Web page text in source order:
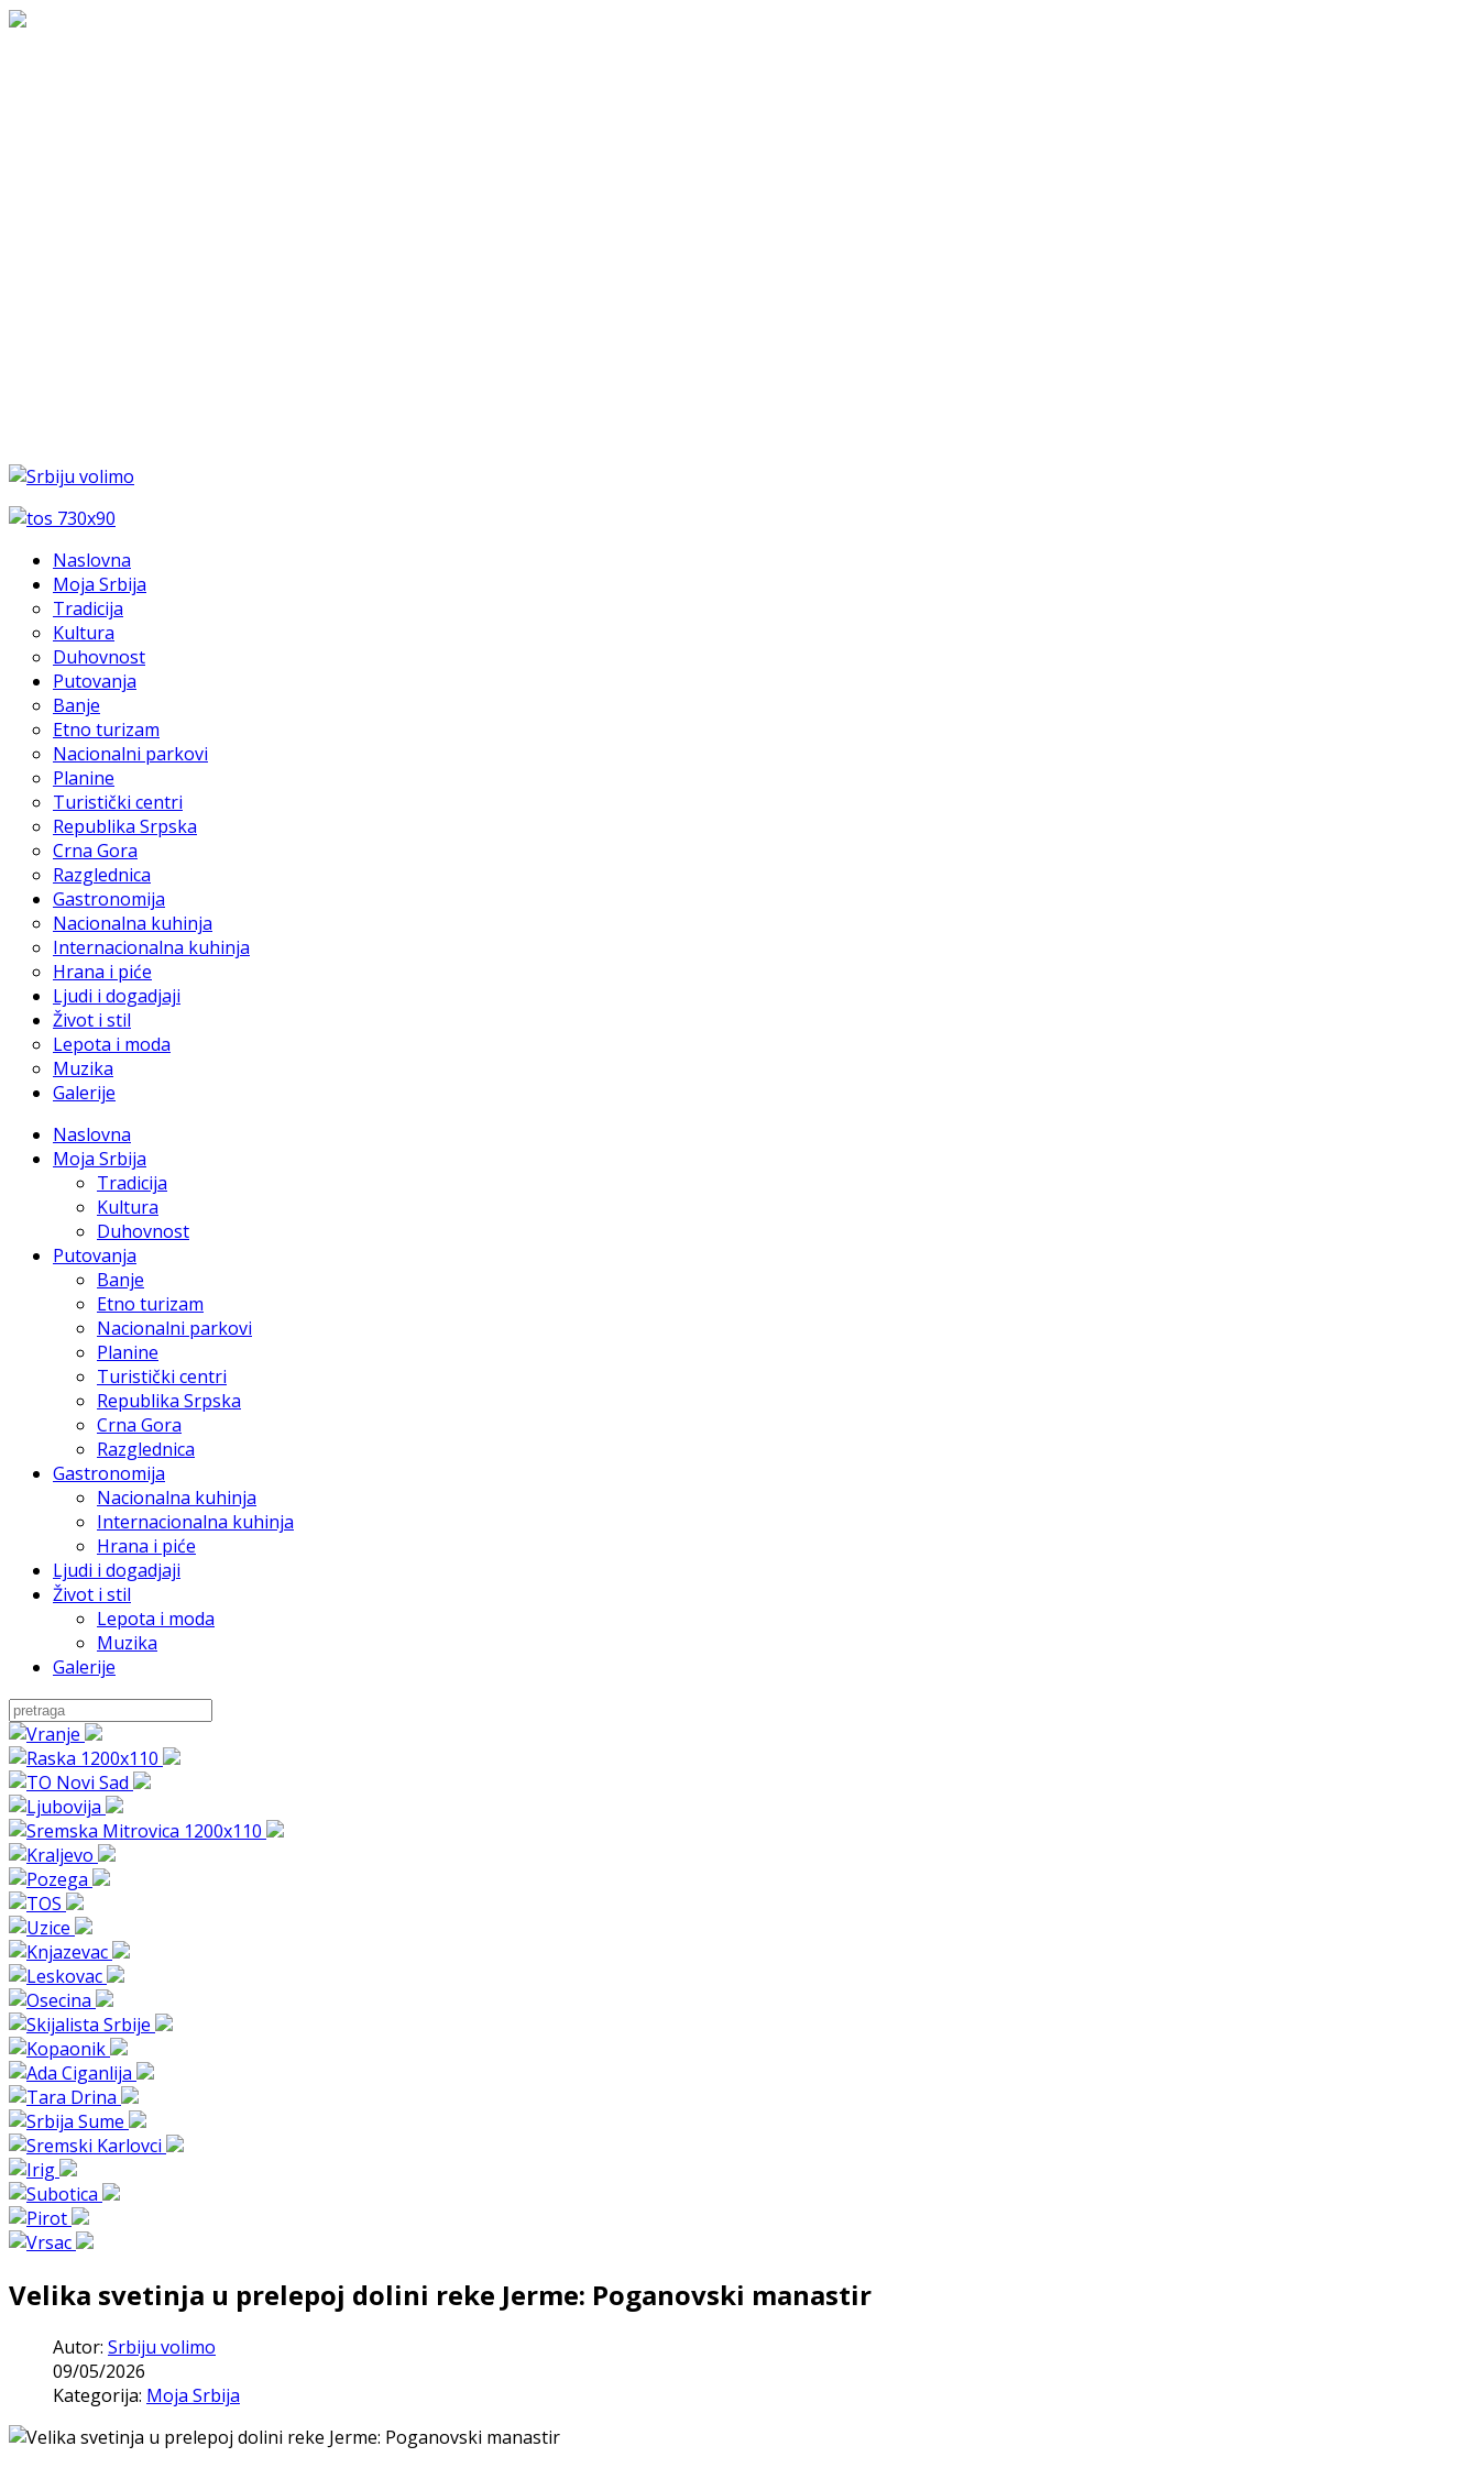
Naslovna
Moja Srbija
Tradicija
Kultura
Duhovnost
Putovanja
Banje
Etno turizam
Nacionalni parkovi
Planine
Turistički centri
Republika Srpska
Crna Gora
Razglednica
Gastronomija
Nacionalna kuhinja
Internacionalna kuhinja
Hrana i piće
Ljudi i dogadjaji
Život i stil
Lepota i moda
Muzika
Galerije
Naslovna
Moja Srbija
Tradicija
Kultura
Duhovnost
Putovanja
Banje
Etno turizam
Nacionalni parkovi
Planine
Turistički centri
Republika Srpska
Crna Gora
Razglednica
Gastronomija
Nacionalna kuhinja
Internacionalna kuhinja
Hrana i piće
Ljudi i dogadjaji
Život i stil
Lepota i moda
Muzika
Galerije
Velika svetinja u prelepoj dolini reke Jerme: Poganovski manastir
Autor: Srbiju volimo
09/05/2026
Kategorija: Moja Srbija